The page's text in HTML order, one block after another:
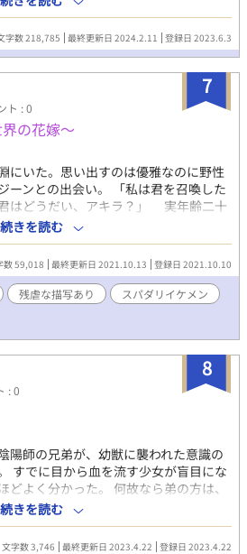
描写あります。
字数 218,785 最終更新日 2024.2.11 登録日 2023.6.3
7
ト : 0
の花嫁〜
にいた。思い出すのは優雅なのに野性
ーンとの出会い。 「私は君を召喚した
はどうだい、アキラ？」 実年齢二十
僕は、特殊な体質を持つが故発育不全
だ。 ある日僕は、製薬会社に侵入し
て行かれてしまう。僕はジーンに魅了
いることに決めた。 天然主人公視点
点三人称が、部分的にあります。スパ
ですが、主人公への気の毒な程の残酷
は、拙著 『巨人族の花嫁』 『婚約破棄
続作になります。 主人公の一人ジー
公タークの高齢出産の果ての子供にな
て男女共に平等に子を成すため、宿
す。しかし、一部の王国のみ腹実とし
も可能です。そんなこんなをご理解
ださい。 ★なろう完結後、指摘を受け
更に伴い、若干の内容変化が伴いま
除し、新たにこちらで再構成したもの
続きを読む
数 59,018 最終更新日 2021.10.13 登録日 2021.10.10
残虐な描写あり
スパダリイケメン
8
: 0
陽師の兄弟が、幼獣に襲われた意識の
すでに目から血を流す少女が盲目にな
どよく分かった。 何故なら弟の方は、
目になってしまった過去があるから
敷に、何かを隠す兄と盲人の弟、それ
った。 ※残虐な描写あり
続きを読む
文字数 3,746 最終更新日 2023.4.22 登録日 2023.4.22